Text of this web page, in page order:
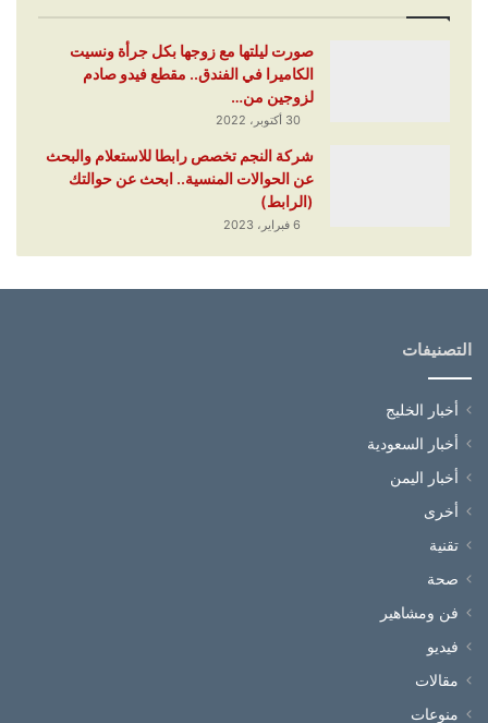
صورت ليلتها مع زوجها بكل جرأة ونسيت
الكاميرا في الفندق.. مقطع فيدو صادم
لزوجين من…
30 أكتوبر، 2022
شركة النجم تخصص رابطا للاستعلام والبحث
عن الحوالات المنسية.. ابحث عن حوالتك
(الرابط)
6 فبراير، 2023
التصنيفات
أخبار الخليج
أخبار السعودية
أخبار اليمن
أخرى
تقنية
صحة
فن ومشاهير
فيديو
مقالات
منوعات